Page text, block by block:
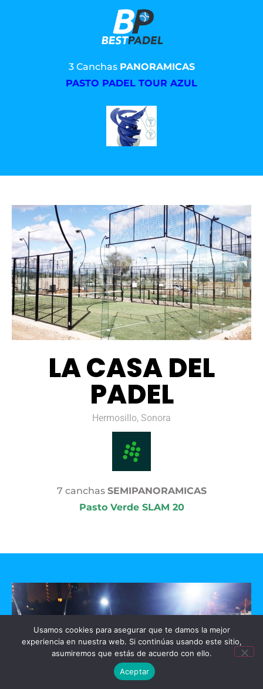
3 Canchas PANORAMICAS
PASTO PADEL TOUR AZUL
LA CASA DEL
PADEL
Hermosillo, Sonora
7 canchas SEMIPANORAMICAS
Pasto Verde SLAM 20
Usamos cookies para asegurar que te damos la mejor
experiencia en nuestra web. Si continúas usando este sitio,
asumiremos que estás de acuerdo con ello.
Aceptar